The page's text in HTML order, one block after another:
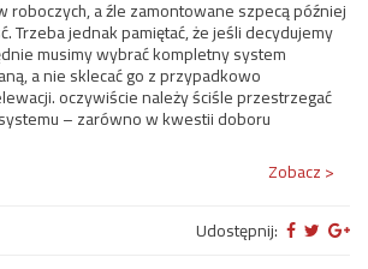
roboczych, a źle zamontowane szpecą później
Trzeba jednak pamiętać, że jeśli decydujemy
musimy wybrać kompletny system
a nie sklecać go z przypadkowo
oczywiście należy ściśle przestrzegać
– zarówno w kwestii doboru
Zobacz >
Udostępnij: